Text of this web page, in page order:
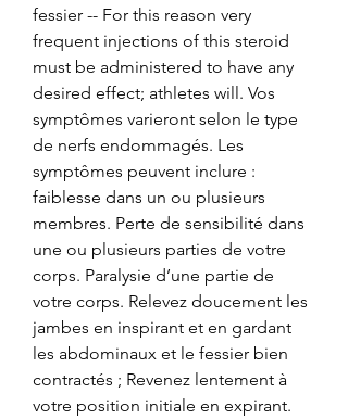
fessier -- For this reason very
frequent injections of this steroid
must be administered to have any
desired effect; athletes will. Vos
symptômes varieront selon le type
de nerfs endommagés. Les
symptômes peuvent inclure :
faiblesse dans un ou plusieurs
membres. Perte de sensibilité dans
une ou plusieurs parties de votre
corps. Paralysie d’une partie de
votre corps. Relevez doucement les
jambes en inspirant et en gardant
les abdominaux et le fessier bien
contractés ; Revenez lentement à
votre position initiale en expirant.